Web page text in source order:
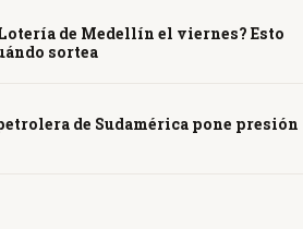
de Medellín el viernes? Esto
sortea
de Sudamérica pone presión